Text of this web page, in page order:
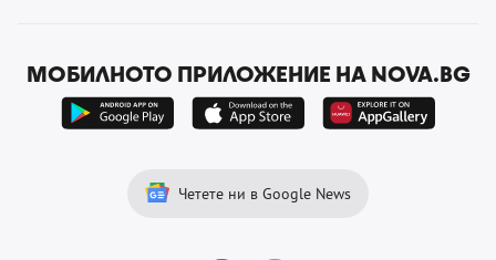
МОБИЛНОТО ПРИЛОЖЕНИЕ НА NOVA.BG
Четете ни в Google News